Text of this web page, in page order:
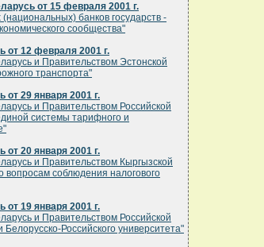
от 15 февраля 2001 г.
банков государств -
сообщества"
от 12 февраля 2001 г.
и Правительством Эстонской
транспорта"
29 января 2001 г.
и Правительством Российской
системы тарифного и
20 января 2001 г.
и Правительством Кыргызской
вопросам соблюдения налогового
19 января 2001 г.
и Правительством Российской
Российского университета"